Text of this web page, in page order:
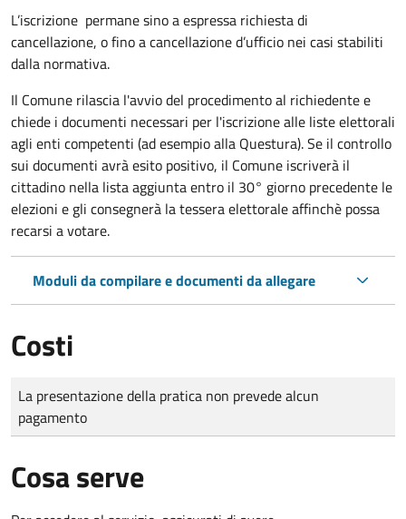
L’iscrizione permane sino a espressa richiesta di
cancellazione, o fino a cancellazione d’ufficio nei casi stabiliti
dalla normativa.
Il Comune rilascia l'avvio del procedimento al richiedente e
chiede i documenti necessari per l'iscrizione alle liste elettorali
agli enti competenti (ad esempio alla Questura). Se il controllo
sui documenti avrà esito positivo, il Comune iscriverà il
cittadino nella lista aggiunta entro il 30° giorno precedente le
elezioni e gli consegnerà la tessera elettorale affinchè possa
recarsi a votare.
Moduli da compilare e documenti da allegare
Costi
Tipo di pagamento
Importo
La presentazione della pratica non prevede alcun
pagamento
Cosa serve